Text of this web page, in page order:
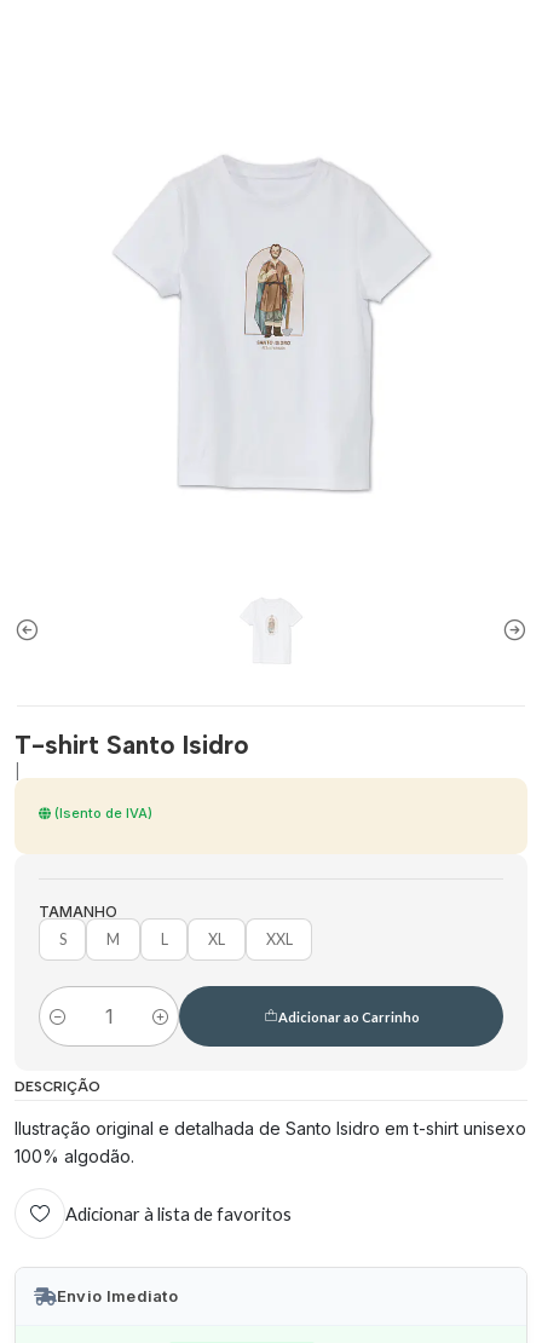
T-shirt Santo Isidro
(Isento de IVA)
TAMANHO
S
M L XL XXL
Quantidade
Adicionar ao Carrinho
DESCRIÇÃO
Ilustração original e detalhada de Santo Isidro em t-shirt unisexo
100% algodão.
Adicionar à lista de favoritos
Envio Imediato